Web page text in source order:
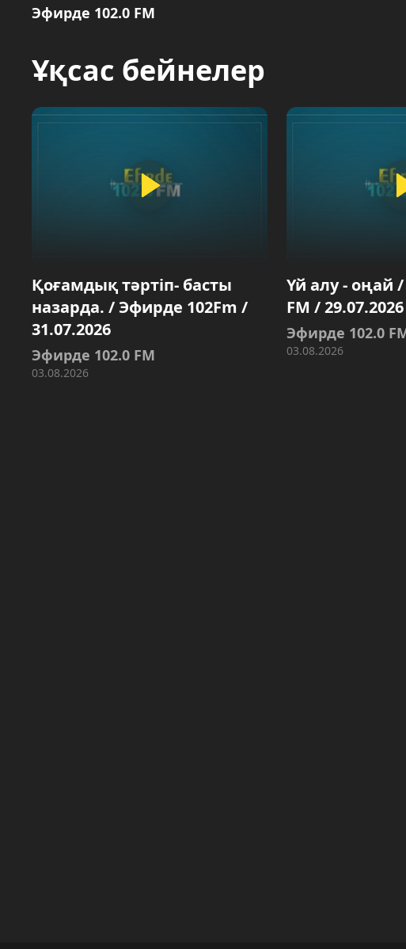
Эфирде 102.0 FM
Ұқсас бейнелер
Қоғамдық тәртіп- басты
назарда. / Эфирде 102Fm /
31.07.2026
Эфирде 102.0 FM
03.08.2026
Үй алу - оңай
FM / 29.07.2026
Эфирде 102.0
03.08.2026